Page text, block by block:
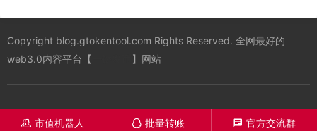
读懂
是质
押挖
从入
精
风险
稳定
收益
块
方法
链选
择策
Copyright blog.gtokentool.com Rights Reserved. 全网最好的
web3.0内容平台【
】网站
󦋱 市值机器人 󦊱 批量转账 󦍁 官方交流群